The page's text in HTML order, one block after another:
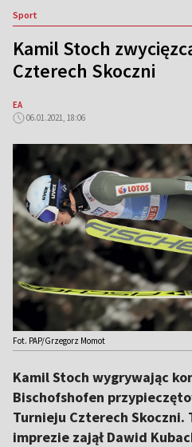
Sport
Kamil Stoch
Czterech Skoczni
EA
06.01.2021, 18:06
Fot. PAP/Grzegorz Momot
Kamil Stoch wygrywając
Bischofshofen
Turnieju Czterech Skoczni.
imprezie zajął Dawid